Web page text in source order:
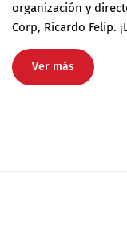
organización y
Corp, Ricardo Felip.
Ver más